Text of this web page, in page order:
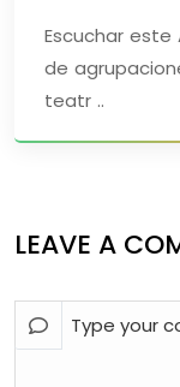
Escuchar
de
teatr ..
LEAVE A